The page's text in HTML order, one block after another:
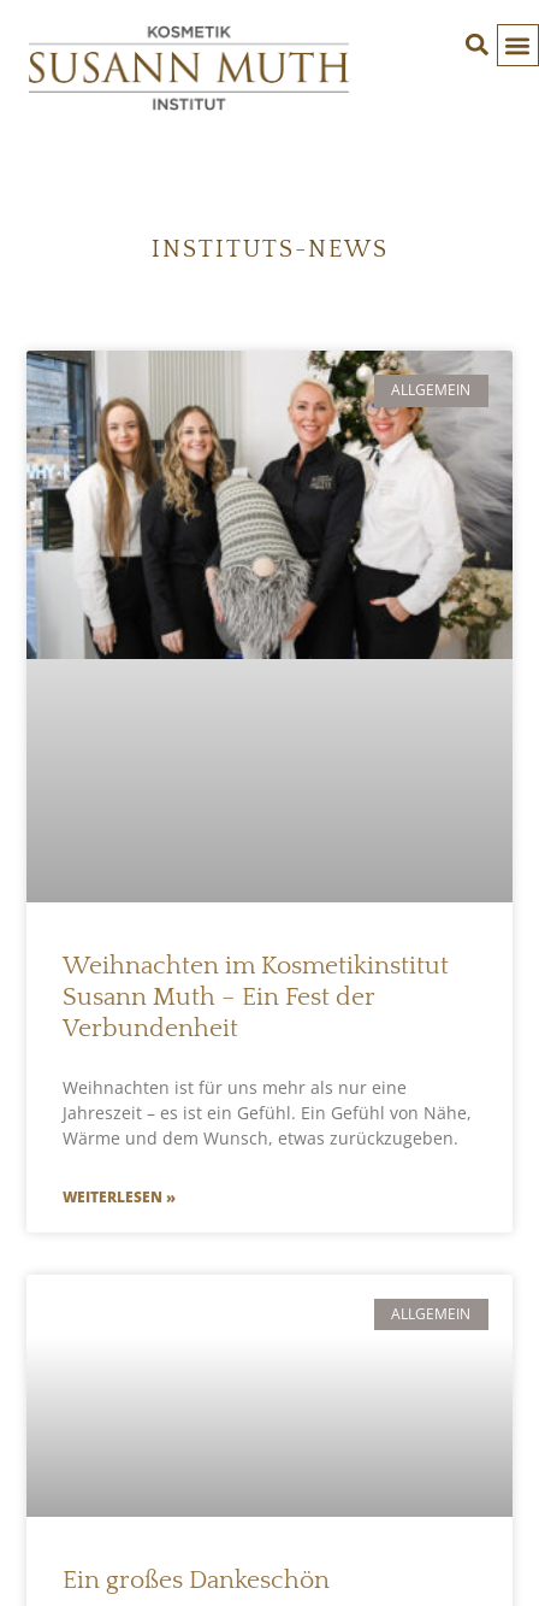
INSTITUTS-NEWS
ALLGEMEIN
Weihnachten im Kosmetikinstitut
Susann Muth – Ein Fest der
Verbundenheit
Weihnachten ist für uns mehr als nur eine
Jahreszeit – es ist ein Gefühl. Ein Gefühl von Nähe,
Wärme und dem Wunsch, etwas zurückzugeben.
WEITERLESEN »
ALLGEMEIN
Ein großes Dankeschön